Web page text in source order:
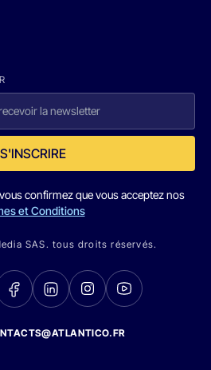
S'INSCRIRE
confirmez que vous acceptez nos
et Conditions
SAS. tous droits réservés.